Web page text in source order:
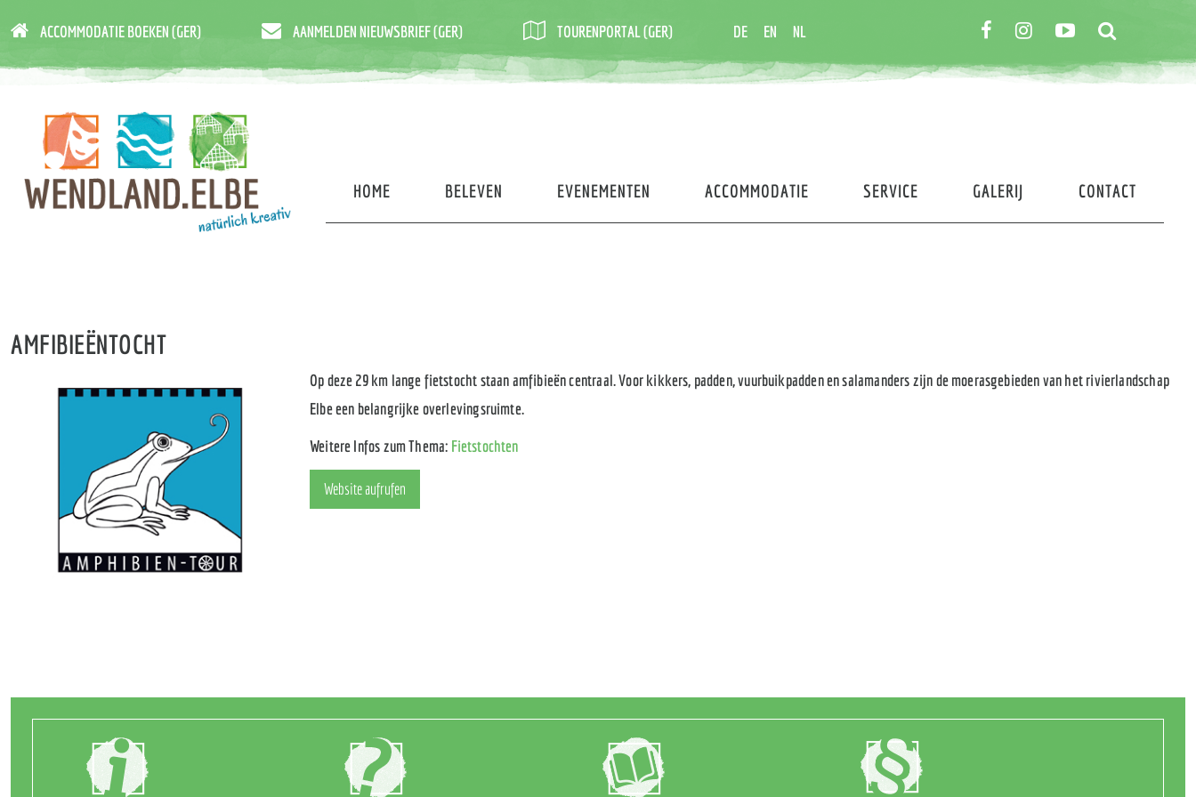
ACCOMMODATIE BOEKEN (GER) AANMELDEN NIEUWSBRIEF (GER) TOURENPORTAL (GER) DE EN NL
HOME BELEVEN EVENEMENTEN ACCOMMODATIE SERVICE GALERIJ CONTACT
AMFIBIEËNTOCHT
Op deze 29 km lange fietstocht staan amfibieën centraal. Voor kikkers, padden, vuurbuikpadden en salamanders zijn de moerasgebieden van het rivierlandschap
Elbe een belangrijke overlevingsruimte.
Weitere Infos zum Thema: Fietstochten
Website aufrufen